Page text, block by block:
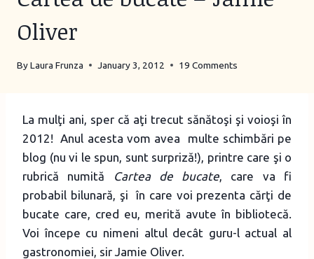
Oliver
ByLaura Frunza January 3, 2012 19 Comments
La mulţi ani, sper că aţi trecut sănătoşi şi voioşi în
2012! Anul acesta vom avea multe schimbări pe
blog (nu vi le spun, sunt surpriză!), printre care şi o
rubrică numită
Cartea de bucate, care va fi
probabil bilunară, şi în care voi prezenta cărţi de
bucate care, cred eu, merită avute în bibliotecă.
Voi începe cu nimeni altul decât guru-l actual al
gastronomiei, sir Jamie Oliver.